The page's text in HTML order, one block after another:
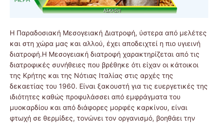
Η Παραδοσιακή Μεσογειακή Διατροφή, ύστερα από μελέτες
και στη χώρα μας και αλλού, έχει αποδειχτεί η πιο υγιεινή
διατροφή.Η Mεσογειακή διατροφή χαρακτηρίζεται από τις
διατροφικές συνήθειες που βρέθηκε ότι είχαν οι κάτοικοι
της Κρήτης και της Νότιας Ιταλίας στις αρχές της
δεκαετίας του 1960. Είναι ξακουστή για τις ευεργετικές της
ιδιότητες καθώς προφυλάσσει από εμφράγματα του
μυοκαρδίου και από διάφορες μορφές καρκίνου, είναι
φτωχή σε θερμίδες, τονώνει τον οργανισμό, βοηθάει την